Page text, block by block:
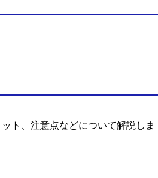
ト、注意点などについて解説しま